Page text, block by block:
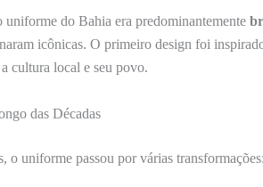
uniforme do Bahia era predominantemente
icônicas. O primeiro design foi
cultura local e seu povo.
das Décadas
o uniforme passou por várias transformações: